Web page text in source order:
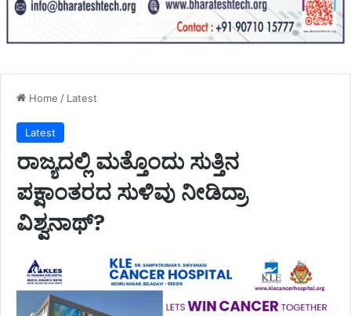
Home / Latest
Latest
ರಾಜ್ಯದಲ್ಲಿ ಮತ್ತೊಂದು ಸುತ್ತಿನ
ಪಕ್ಷಾಂತರದ ಸುಳಿವು ನೀಡಿದ್ರಾ
ವಿಶ್ವನಾಥ್?